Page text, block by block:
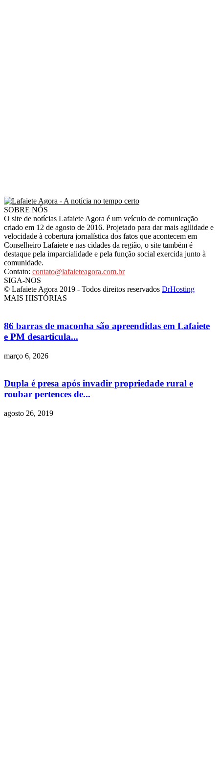
SOBRE NÓS
O site de notícias Lafaiete Agora é um veículo de comunicação
criado em 12 de agosto de 2016. Projetado para dar mais agilidade e
velocidade à cobertura jornalística dos fatos que acontecem em
Conselheiro Lafaiete e nas cidades da região, o site também é
destaque pela imparcialidade e pela função social exercida junto à
comunidade.
Contato: contato@lafaieteagora.com.br
SIGA-NOS
© Lafaiete Agora 2019 - Todos direitos reservados DrHosting
MAIS HISTÓRIAS
86 barras de maconha são apreendidas em Lafaiete
e PM desarticula...
março 6, 2026
Dupla é presa após invadir propriedade rural e
roubar pertences de...
agosto 26, 2019